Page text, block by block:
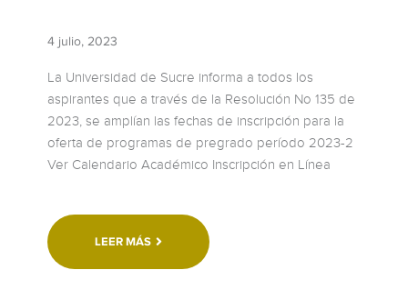
4 julio, 2023
La Universidad de Sucre informa a todos los
aspirantes que a través de la Resolución No 135 de
2023, se amplían las fechas de inscripción para la
oferta de programas de pregrado período 2023-2
Ver Calendario Académico Inscripción en Línea
LEER MÁS